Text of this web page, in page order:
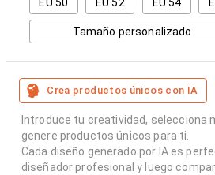
Tamaño personalizado
Crea productos únicos con IA
Introduce tu creatividad, selecciona
genere productos únicos para ti.
Cada diseño generado por IA es
diseñador profesional y luego